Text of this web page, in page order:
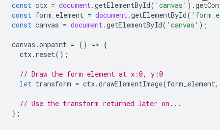
const ctx = document.getElementById( 'canvas' ).
const form_element = document.getElementById(
const canvas = document.getElementById( 'canvas' );
canvas .onpaint = () => {
ctx. reset();
// Draw the form element at x:0, y:0
let transform = ctx.drawElementImage(form_element,
// Use the transform returned later on...
};